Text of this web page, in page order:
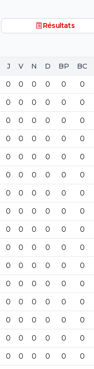
contrairement à
Résultats
J V N D BP BC
0 0 0 0 0 0
0 0 0 0 0 0
0 0 0 0 0 0
0 0 0 0 0 0
0 0 0 0 0 0
0 0 0 0 0 0
0 0 0 0 0 0
0 0 0 0 0 0
0 0 0 0 0 0
0 0 0 0 0 0
0 0 0 0 0 0
0 0 0 0 0 0
0 0 0 0 0 0
0 0 0 0 0 0
0 0 0 0 0 0
0 0 0 0 0 0